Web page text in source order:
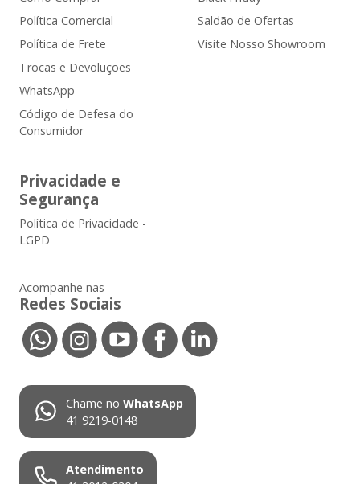
Política Comercial
Política de Frete
Trocas e Devoluções
WhatsApp
Código de Defesa do
Consumidor
Saldão de Ofertas
Visite Nosso Showroom
Privacidade e
Segurança
Política de Privacidade -
LGPD
Acompanhe nas
Redes Sociais
Chame no WhatsApp
41 9219-0148
Atendimento